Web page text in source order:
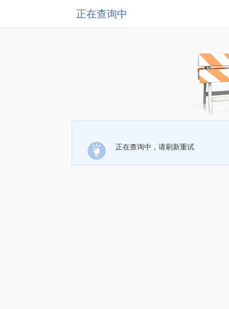
正在查询中
正在查询中，请刷新重试